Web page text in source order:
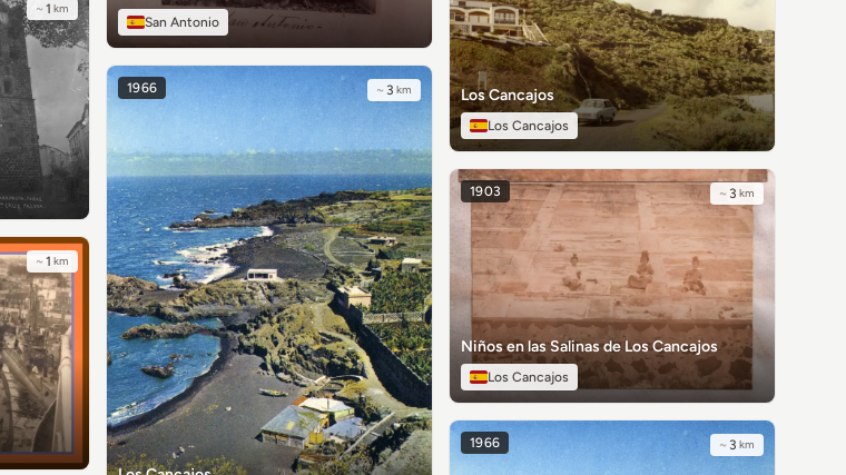
~ 1 km
~ 1 km
San Antonio
1966 ~ 3 km Los Cancajos
Los Cancajos
1903 ~ 3 km
Niños en las Salinas de Los Cancajos
Los Cancajos
1966 ~ 3 km